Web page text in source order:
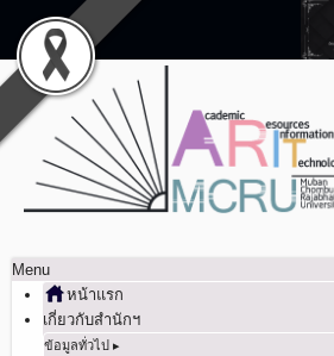
Menu
หน้าแรก
เกี่ยวกับสำนักฯ
ข้อมูลทั่วไป ▸